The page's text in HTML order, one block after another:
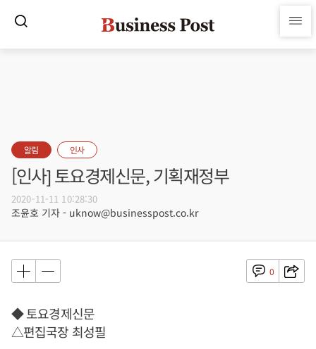
알림 인사
[인사] 토요경제신문, 기획재정부
2020-11-11 10:28:30
조윤호 기자 - uknow@businesspost.co.kr
0
◆ 토요경제신문
△편집국장 최성필